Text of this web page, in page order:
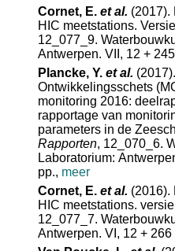
Cornet, E. et al. (2017).
HIC meetstations.
12_077_9.
Antwerpen. VII, 12 +
Plancke, Y. et al.
Ontwikkelingsschets
monitoring 2016:
rapportage van
parameters in de
Rapporten, 12_070_6.
Laboratorium:
pp., meer
Cornet, E. et al. (2016).
HIC meetstations.
12_077_7.
Antwerpen. VI, 12 + 266